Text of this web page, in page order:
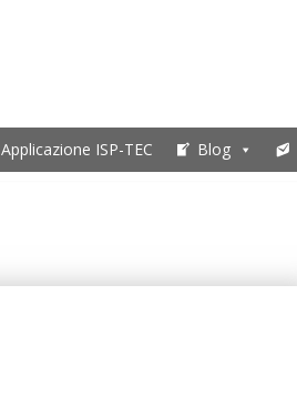
Applicazione ISP-TEC Blog